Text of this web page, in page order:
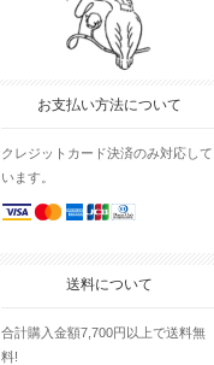
お支払い方法について
クレジットカード決済のみ対応して
います。
送料について
合計購入金額7,700円以上で送料無
料!